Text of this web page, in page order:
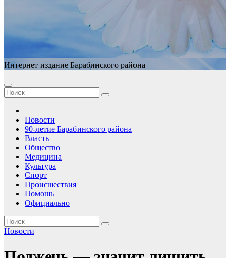
Интернет издание Барабинского района
Новости
90-летие Барабинского района
Власть
Общество
Медицина
Культура
Спорт
Происшествия
Помошь
Официально
Новости